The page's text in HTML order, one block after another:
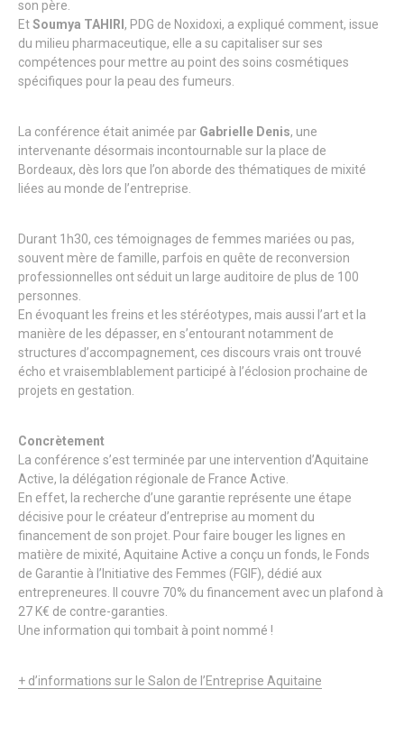
son père.
EtSoumya TAHIRI , PDG de Noxidoxi, a expliqué comment, issue
du milieu pharmaceutique, elle a su capitaliser sur ses
compétences pour mettre au point des soins cosmétiques
spécifiques pour la peau des fumeurs.
La conférence était animée par Gabrielle Denis, une
intervenante désormais incontournable sur la place de
Bordeaux, dès lors que l’on aborde des thématiques de mixité
liées au monde de l’entreprise.
Durant 1h30, ces témoignages de femmes mariées ou pas,
souvent mère de famille, parfois en quête de reconversion
professionnelles ont séduit un large auditoire de plus de 100
personnes.
En évoquant les freins et les stéréotypes, mais aussi l’art et la
manière de les dépasser, en s’entourant notamment de
structures d’accompagnement, ces discours vrais ont trouvé
écho et vraisemblablement participé à l’éclosion prochaine de
projets en gestation.
Concrètement
La conférence s’est terminée par une intervention d’Aquitaine
Active, la délégation régionale de France Active.
En effet, la recherche d’une garantie représente une étape
décisive pour le créateur d’entreprise au moment du
financement de son projet. Pour faire bouger les lignes en
matière de mixité, Aquitaine Active a conçu un fonds, le Fonds
de Garantie à l’Initiative des Femmes (FGIF), dédié aux
entrepreneures. Il couvre 70% du financement avec un plafond à
27 K€ de contre-garanties.
Une information qui tombait à point nommé !
+ d’informations sur le Salon de l’Entreprise Aquitaine